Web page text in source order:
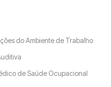
do Ambiente de Trabalho
de Saúde Ocupacional